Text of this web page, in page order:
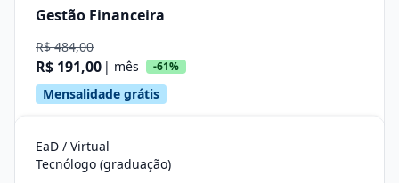
Gestão Financeira
R$ 484,00
R$ 191,00 | mês -61%
Mensalidade grátis
EaD / Virtual
Tecnólogo (graduação)